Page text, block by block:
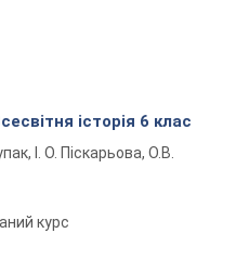
історія 6 клас
І. О. Піскарьова, О.В.
курс